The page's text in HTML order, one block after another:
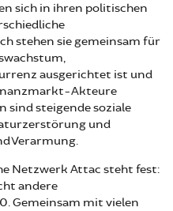
sich in ihren politischen
stehen sie gemeinsam für
ausgerichtet ist und
Akteure
sind steigende soziale
und
Verarmung.
Netzwerk Attac steht fest:
andere
Gemeinsam mit vielen